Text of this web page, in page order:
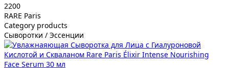
2200
RARE Paris
Category products
Сыворотки / Эссенции